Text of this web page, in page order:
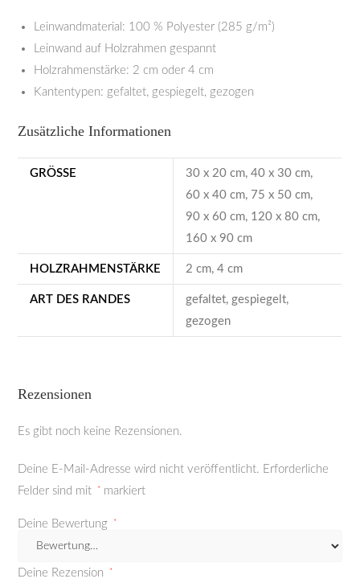
Leinwandmaterial: 100 % Polyester (285 g/m²)
Leinwand auf Holzrahmen gespannt
Holzrahmenstärke: 2 cm oder 4 cm
Kantentypen: gefaltet, gespiegelt, gezogen
Zusätzliche Informationen
GRÖSSE
30 x 20 cm, 40 x 30 cm,
60 x 40 cm, 75 x 50 cm,
90 x 60 cm, 120 x 80 cm,
160 x 90 cm
HOLZRAHMENSTÄRKE 2 cm, 4 cm
ART DES RANDES
gefaltet, gespiegelt,
gezogen
Rezensionen
Es gibt noch keine Rezensionen.
Deine E-Mail-Adresse wird nicht veröffentlicht. Erforderliche
Felder sind mit
* markiert
Deine Bewertung *
Deine Rezension *